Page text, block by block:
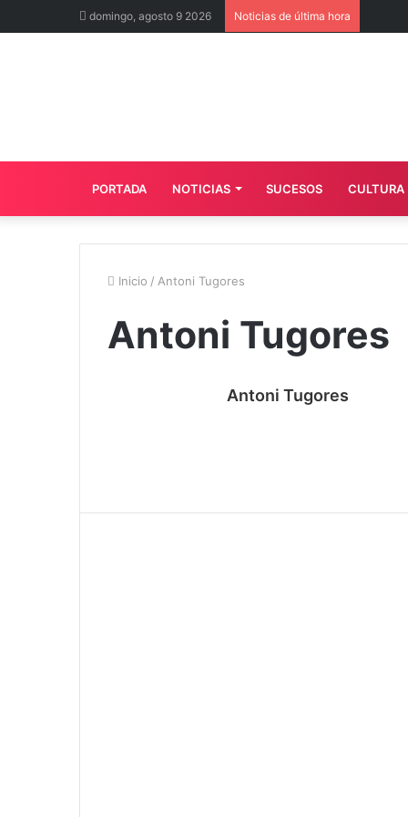
domingo, agosto 9 2026 Noticias de última hora
PORTADA NOTICIAS SUCESOS CULTURA
Inicio / Antoni Tugores
Antoni Tugores
Antoni Tugores